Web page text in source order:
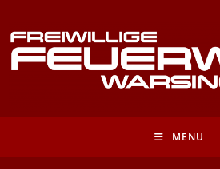
Inhalt
springen
MENÜ